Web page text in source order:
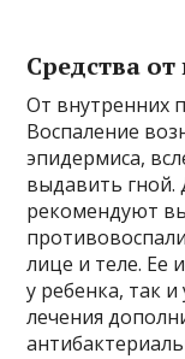
Средства
От внутренних
Воспаление
эпидермиса,
выдавить гной.
рекомендуют
лице и теле. Ее
у ребенка, так
лечения